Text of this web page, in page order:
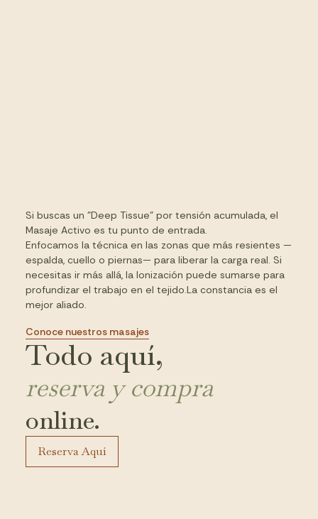
Si buscas un "Deep Tissue" por tensión acumulada, el
Masaje Activo es tu punto de entrada.
Enfocamos la técnica en las zonas que más resientes —
espalda, cuello o piernas— para liberar la carga real. Si
necesitas ir más allá, la Ionización puede sumarse para
profundizar el trabajo en el tejido.La constancia es el
mejor aliado.
Conoce nuestros masajes
Todo aquí,
reserva y compra
online.
Reserva Aquí